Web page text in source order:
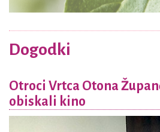
Dogodki
Otroci Vrtca Otona
obiskali kino